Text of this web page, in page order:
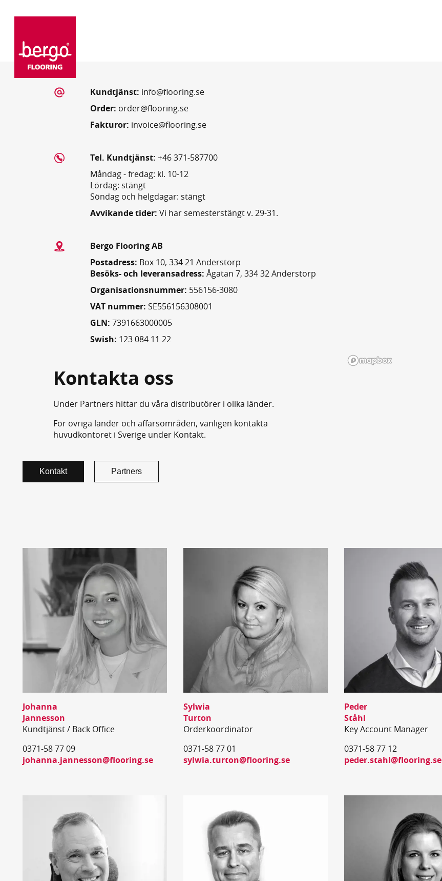
Kundtjänst: info@flooring.se
Order: order@flooring.se
Fakturor: invoice@flooring.se
Tel. Kundtjänst: +46 371-587700
Måndag - fredag: kl. 10-12
Lördag: stängt
Söndag och helgdagar: stängt
Avvikande tider: Vi har semesterstängt v. 29-31.
Bergo Flooring AB
Postadress: Box 10, 334 21 Anderstorp
Besöks- och leveransadress: Ågatan 7, 334 32 Anderstorp
Organisationsnummer: 556156-3080
VAT nummer: SE556156308001
GLN: 7391663000005
Swish: 123 084 11 22
Kontakta oss
Under Partners hittar du våra distributörer i olika länder.
För övriga länder och affärsområden, vänligen kontakta
huvudkontoret i Sverige under Kontakt.
Kontakt Partners
Johanna
Jannesson
Kundtjänst / Back Office
0371-58 77 09
johanna.jannesson@flooring.se
Sylwia
Turton
Orderkoordinator
0371-58 77 01
sylwia.turton@flooring.se
Peder
Ståhl
Key Account Manager
0371-58 77 12
peder.stahl@flooring.se